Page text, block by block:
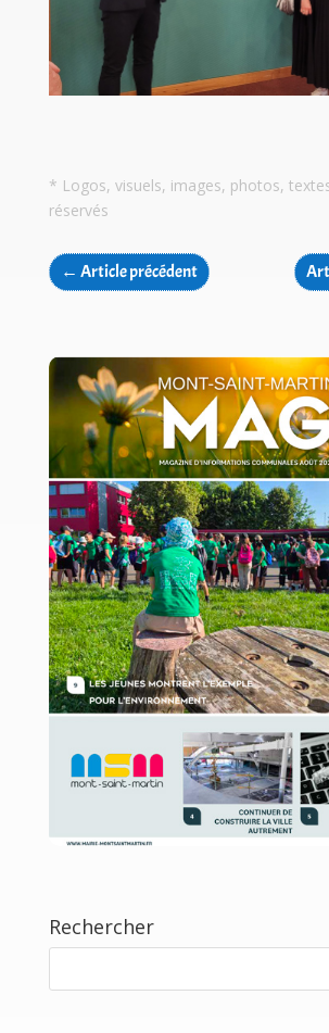
* Logos, visuels, images, photos,
réservés
← Article précédent
Rechercher